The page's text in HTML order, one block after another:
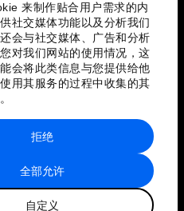
来制作贴合用户需求的内
社交媒体功能以及分析我们
会与社交媒体、广告和分析
对我们网站的使用情况，这
会将此类信息与您提供给他
用其服务的过程中收集的其
全部允许
自定义
拒绝
地图